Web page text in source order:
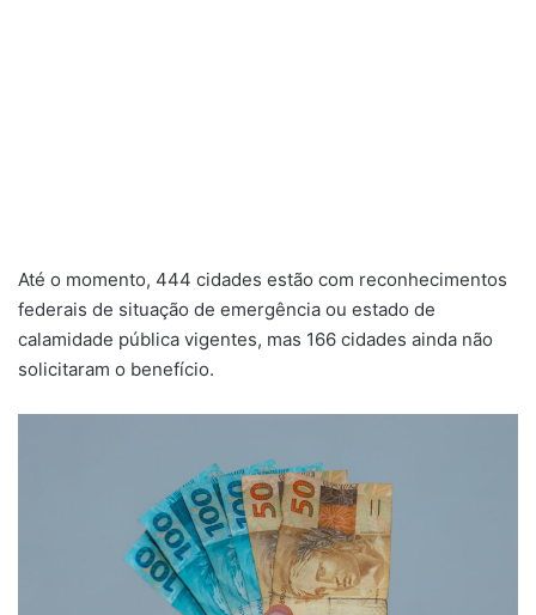
Até o momento, 444 cidades estão com reconhecimentos
federais de situação de emergência ou estado de
calamidade pública vigentes, mas 166 cidades ainda não
solicitaram o benefício.